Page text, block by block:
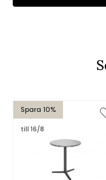
Spara 10%
till 16/8